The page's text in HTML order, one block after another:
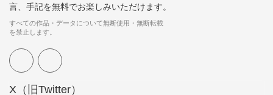
言、手記を無料でお楽しみいただけます。
すべての作品・データについて無断使用・無断転載
を禁止します。
X（旧Twitter）